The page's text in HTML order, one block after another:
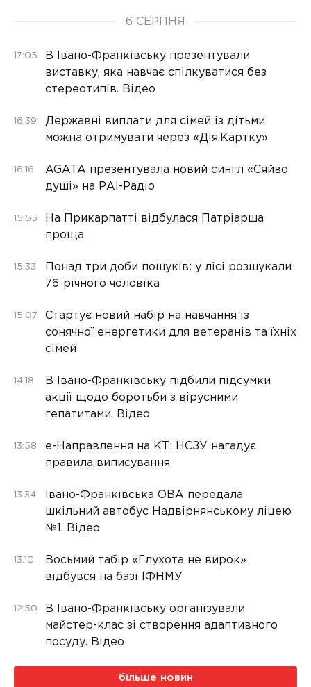
6 СЕРПНЯ
17:05
В Івано-Франківську презентували
виставку, яка навчає спілкуватися без
стереотипів. Відео
16:39
Державні виплати для сімей із дітьми
можна отримувати через «Дія.Картку»
16:16
AGATA презентувала новий сингл «Сяйво
душі» на РАІ-Радіо
15:55
На Прикарпатті відбулася Патріарша
проща
15:33
Понад три доби пошуків: у лісі розшукали
76-річного чоловіка
15:07
Стартує новий набір на навчання із
сонячної енергетики для ветеранів та їхніх
сімей
14:18
В Івано-Франківську підбили підсумки
акції щодо боротьби з вірусними
гепатитами. Відео
13:58
е-Направлення на КТ: НСЗУ нагадує
правила виписування
13:34
Івано-Франківська ОВА передала
шкільний автобус Надвірнянському ліцею
№1. Відео
13:10
Восьмий табір «Глухота не вирок»
відбувся на базі ІФНМУ
12:50
В Івано-Франківську організували
майстер-клас зі створення адаптивного
посуду. Відео
більше новин